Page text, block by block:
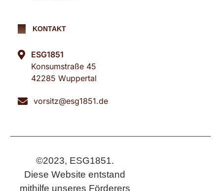
KONTAKT
ESG1851
Konsumstraße 45
42285 Wuppertal
vorsitz@esg1851.de
©2023, ESG1851.
Diese Website entstand
mithilfe unseres Förderers